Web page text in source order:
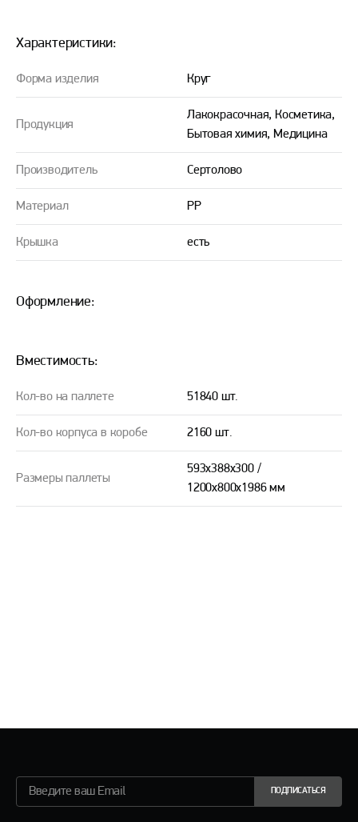
Характеристики:
Форма изделия Круг
Продукция
Лакокрасочная, Косметика,
Бытовая химия, Медицина
Производитель Сертолово
Материал PP
Крышка есть
Оформление:
Вместимость:
Кол-во на паллете 51840 шт.
Кол-во корпуса в коробе 2160 шт.
Размеры паллеты
593х388х300 /
1200х800х1986 мм
ПОДПИСАТЬСЯ